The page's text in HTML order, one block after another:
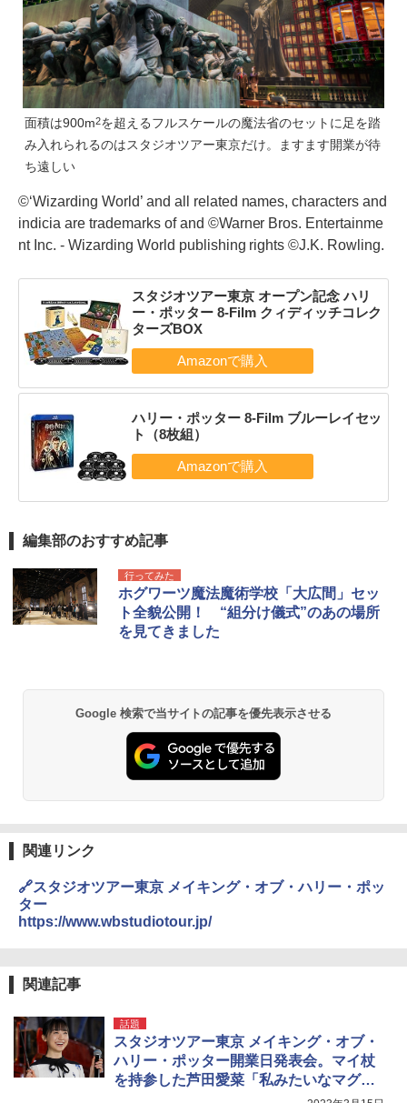
面積は900m2を超えるフルスケールの魔法省のセットに足を踏
み入れられるのはスタジオツアー東京だけ。ますます開業が待
ち遠しい
©‘Wizarding World’ and all related names, characters and
indicia are trademarks of and ©Warner Bros. Entertainme
nt Inc. - Wizarding World publishing rights ©J.K. Rowling.
スタジオツアー東京 オープン記念 ハリ
ー・ポッター 8-Film クィディッチコレク
ターズBOX
ハリー・ポッター 8-Film ブルーレイセッ
ト（8枚組）
編集部のおすすめ記事
行ってみた
ホグワーツ魔法魔術学校「大広間」セッ
ト全貌公開！ “組分け儀式”のあの場所
を見てきました
Google 検索で当サイトの記事を優先表示させる
関連リンク
🔗スタジオツアー東京 メイキング・オブ・ハリー・ポッ
ター
https://www.wbstudiotour.jp/
関連記事
話題
スタジオツアー東京 メイキング・オブ・
ハリー・ポッター開業日発表会。マイ杖
を持参した芦田愛菜「私みたいなマグル